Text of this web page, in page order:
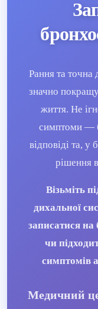
Рання та точна
значно
життя. Не
симптоми —
відповіді та, у
рішення
Візьміть
дихальної
записатися на
чи
симптомів
Медичний